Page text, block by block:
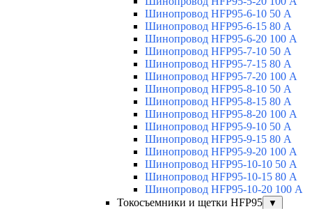
Шинопровод HFP95-6-10 50 А
Шинопровод HFP95-6-15 80 А
Шинопровод HFP95-6-20 100 А
Шинопровод HFP95-7-10 50 А
Шинопровод HFP95-7-15 80 А
Шинопровод HFP95-7-20 100 А
Шинопровод HFP95-8-10 50 А
Шинопровод HFP95-8-15 80 А
Шинопровод HFP95-8-20 100 А
Шинопровод HFP95-9-10 50 А
Шинопровод HFP95-9-15 80 А
Шинопровод HFP95-9-20 100 А
Шинопровод HFP95-10-10 50 А
Шинопровод HFP95-10-15 80 А
Шинопровод HFP95-10-20 100 А
Токосъемники и щетки HFP95
▼